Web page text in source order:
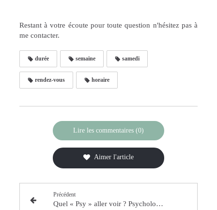
Restant à votre écoute pour toute question n'hésitez pas à
me contacter.
durée semaine samedi
rendez-vous horaire
Lire les commentaires (0)
Aimer l'article
Précédent
Quel « Psy » aller voir ? Psychologue, psychiatre ou psychanalyste ?